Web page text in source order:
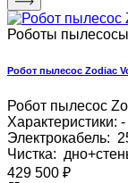
Роботы
Робот пылесос Zodiac
Робот пылесос
Характеристики:
Электрокабель:
Чистка:
429 500 ₽